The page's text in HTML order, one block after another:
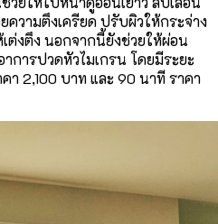
วามตึงเครียด ปรับผิวให้กระจ่าง
ต่งตึง นอกจากนี้ยังช่วยให้ผ่อน
การปวดหัวไมเกรน โดยมีระยะ
า 2,100 บาท และ 90 นาที ราคา